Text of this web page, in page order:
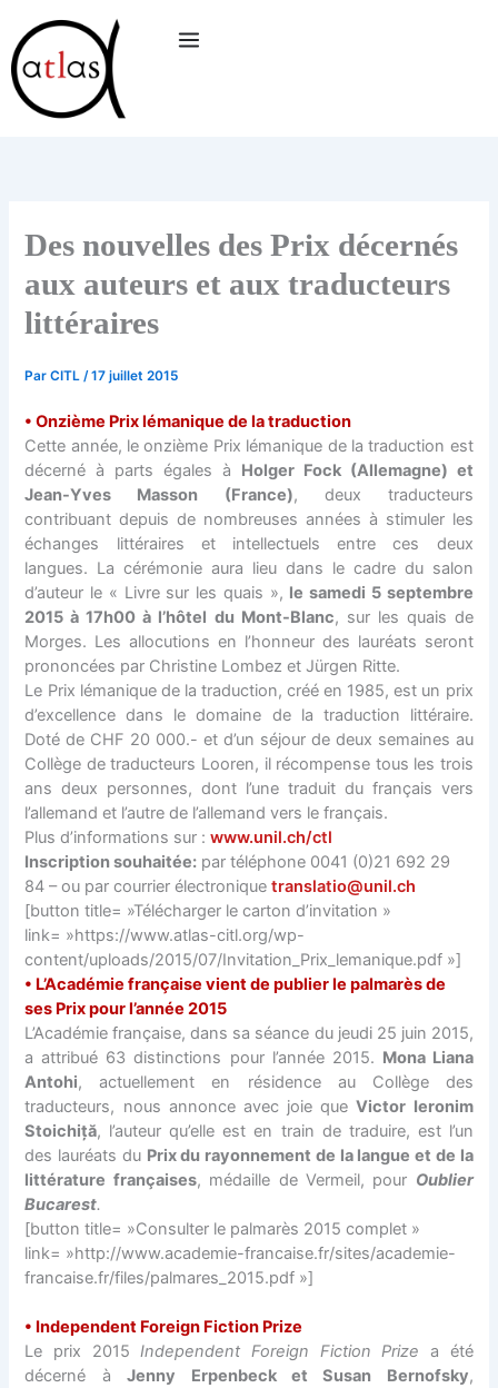
au
contenu
Des nouvelles des Prix décernés
aux auteurs et aux traducteurs
littéraires
ParCITL/17 juillet 2015
• Onzième Prix lémanique de la traduction
Cette année, le onzième Prix lémanique de la traduction est
décerné à parts égales à Holger Fock (Allemagne) et
Jean-Yves Masson (France), deux traducteurs
contribuant depuis de nombreuses années à stimuler les
échanges littéraires et intellectuels entre ces deux
langues. La cérémonie aura lieu dans le cadre du salon
d’auteur le « Livre sur les quais », le samedi 5 septembre
2015 à 17h00 à l’hôtel du Mont-Blanc, sur les quais de
Morges. Les allocutions en l’honneur des lauréats seront
prononcées par Christine Lombez et Jürgen Ritte.
Le Prix lémanique de la traduction, créé en 1985, est un prix
d’excellence dans le domaine de la traduction littéraire.
Doté de CHF 20 000.- et d’un séjour de deux semaines au
Collège de traducteurs Looren, il récompense tous les trois
ans deux personnes, dont l’une traduit du français vers
l’allemand et l’autre de l’allemand vers le français.
Plus d’informations sur :www.unil.ch/ctl
Inscription souhaitée: par téléphone 0041 (0)21 692 29
84 – ou par courrier électroniquetranslatio@unil.ch
[button title= »Télécharger le carton d’invitation »
link= »https://www.atlas-citl.org/wp-
content/uploads/2015/07/Invitation_Prix_lemanique.pdf »]
• L’Académie française vient de publier le palmarès de
ses Prix pour l’année 2015
L’Académie française, dans sa séance du jeudi 25 juin 2015,
a attribué 63 distinctions pour l’année 2015. Mona Liana
Antohi, actuellement en résidence au Collège des
traducteurs, nous annonce avec joie queVictor Ieronim
Stoichiță, l’auteur qu’elle est en train de traduire, est l’un
des lauréats du Prix du rayonnement de la langue et de la
littérature françaises, médaille de Vermeil, pour Oublier
Bucarest.
[button title= »Consulter le palmarès 2015 complet »
link= »http://www.academie-francaise.fr/sites/academie-
francaise.fr/files/palmares_2015.pdf »]
• Independent Foreign Fiction Prize
Le prix 2015Independent Foreign Fiction Prize a été
décerné àJenny Erpenbeck et Susan Bernofsky,